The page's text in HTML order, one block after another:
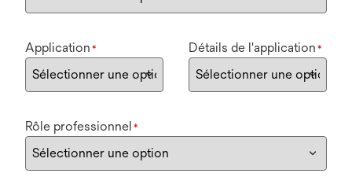
Application * Détails de l'application *
Rôle professionnel *